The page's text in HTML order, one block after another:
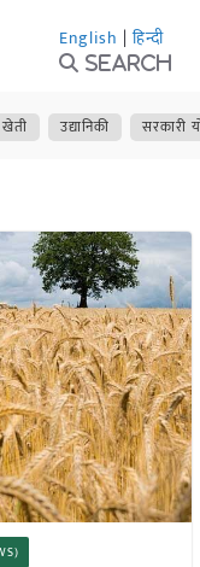
English | हिन्दी
Search
उद्यानिकी सरकारी